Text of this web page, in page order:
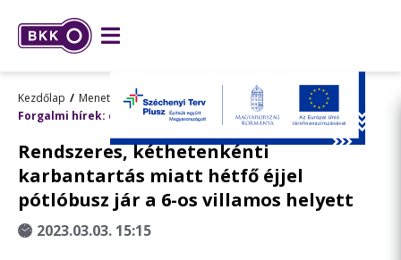
Kezdőlap
Menetrend, utazástervezés
Forgalmi hírek: előre tervezett változások
Rendszeres, kéthetenkénti
karbantartás miatt hétfő éjjel
pótlóbusz jár a 6-os villamos helyett
2023.03.03. 15:15